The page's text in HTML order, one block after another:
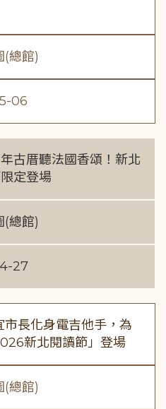
(總館)
06
年古厝聽法國香頌！新北
定登場
(總館)
27
市長化身電吉他手，為
新北閱讀節」登場
(總館)